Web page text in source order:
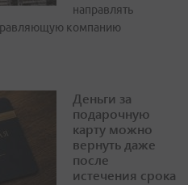
направлять
компанию
Деньги за
подарочную
карту можно
вернуть даже
после
истечения срока